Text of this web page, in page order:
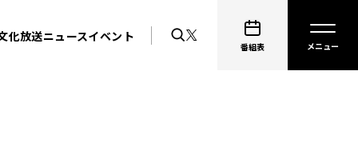
化放送ニュースイベント
番組表